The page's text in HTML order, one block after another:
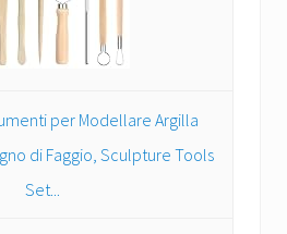
per Modellare Argilla
di Faggio, Sculpture Tools
Set...